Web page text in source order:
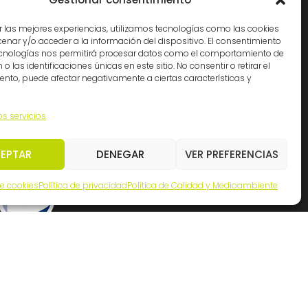
las mejores experiencias, utilizamos tecnologías como las cookies
y/o acceder a la información del dispositivo. El consentimiento
nos permitirá procesar datos como el comportamiento de
o las identificaciones únicas en este sitio. No consentir o retirar el
puede afectar negativamente a ciertas características y
servicios
DENEGAR VER PREFERENCIAS
cookiesPolítica de privacidadPolítica de Calidad y Medioambiente
Cádiz: (34) 956 261363
Madrid: (34) 914 341140
info@ingemation.com
Trabaja con nosotros
Canal ético y de denuncias